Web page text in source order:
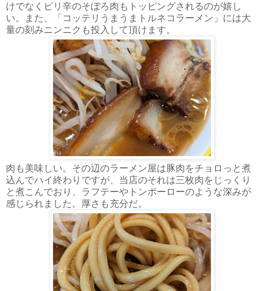
けでなくピリ辛のそぼろ肉もトッピングされるのが嬉し
い。また、「コッテリうまうまトルネコラーメン」には大
量の刻みニンニクも投入して頂けます。
肉も美味しい。その辺のラーメン屋は豚肉をチョロっと煮
込んでハイ終わりですが、当店のそれは三枚肉をじっくり
と煮こんでおり、ラフテーやトンポーローのような深みが
感じられました。厚さも充分だ。